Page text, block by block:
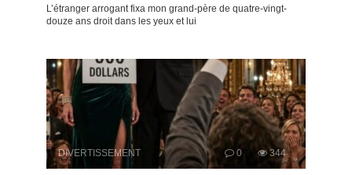
L’étranger arrogant fixa mon grand-père de quatre-vingt-
douze ans droit dans les yeux et lui
DIVERTISSEMENT 0 344